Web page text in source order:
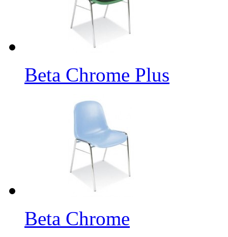
Beta Chrome Plus
Beta Chrome